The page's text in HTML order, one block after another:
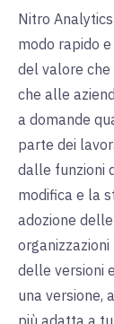
Nitro
modo rapido
del valore
che alle
a domande
parte dei
dalle funzioni
modifica e la
adozione
delle versioni
una versione,